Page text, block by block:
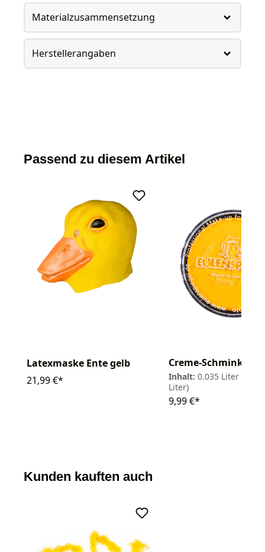
Materialzusammensetzung
Herstellerangaben
Passend zu diesem Artikel
Latexmaske Ente gelb
21,99 €*
Creme-Schminke
Inhalt: 0.035 Liter
Liter)
9,99 €*
Kunden kauften auch